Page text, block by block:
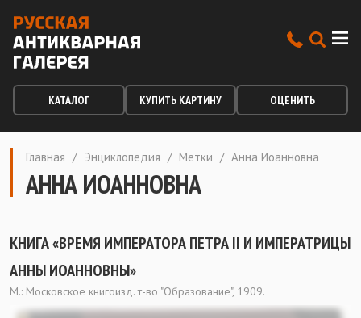
КАТАЛОГ КУПИТЬ КАРТИНУ ОЦЕНИТЬ
Главная / Энциклопедия / Метки / Анна Иоанновна
АННА ИОАННОВНА
КНИГА «ВРЕМЯ ИМПЕРАТОРА ПЕТРА II И ИМПЕРАТРИЦЫ
АННЫ ИОАННОВНЫ»
М.: Московское книгоизд. т-во "Образование", 1909.